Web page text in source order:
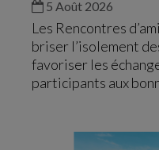
5 Août 2026
Les Rencontres
briser l’isolement
favoriser les
participants aux